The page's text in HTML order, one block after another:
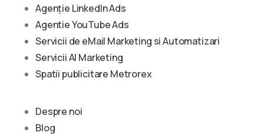
Agenție LinkedIn Ads
Agentie YouTube Ads
Servicii de eMail Marketing si Automatizari
Servicii AI Marketing
Spatii publicitare Metrorex
Despre noi
Blog